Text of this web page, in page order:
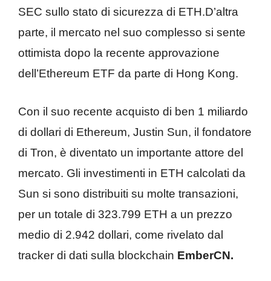
SEC sullo stato di sicurezza di ETH.D’altra
parte, il mercato nel suo complesso si sente
ottimista dopo la recente approvazione
dell’Ethereum ETF da parte di Hong Kong.
Con il suo recente acquisto di ben 1 miliardo
di dollari di Ethereum, Justin Sun, il fondatore
di Tron, è diventato un importante attore del
mercato. Gli investimenti in ETH calcolati da
Sun si sono distribuiti su molte transazioni,
per un totale di 323.799 ETH a un prezzo
medio di 2.942 dollari, come rivelato dal
tracker di dati sulla blockchain EmberCN.